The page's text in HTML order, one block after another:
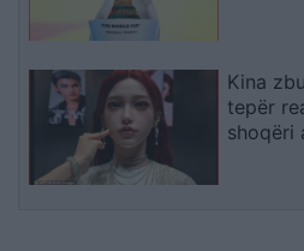
Kina
tepër
shoqëri